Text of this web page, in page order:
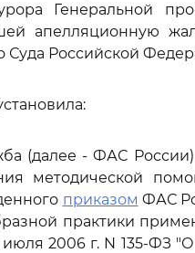
Генеральной
апелляционную
Суда Российской
(далее - ФАС России)
методической
приказом ФАС
практики
2006 г. N 135-ФЗ